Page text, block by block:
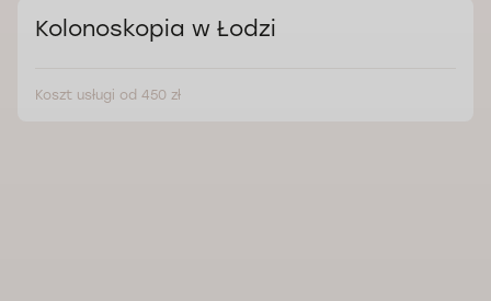
Kolonoskopia w Łodzi
Koszt usługi od 450 zł